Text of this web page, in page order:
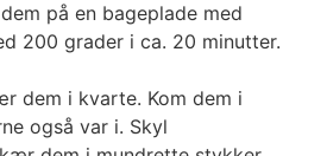
på en bageplade med
200 grader i ca. 20 minutter.
dem i kvarte. Kom dem i
også var i. Skyl